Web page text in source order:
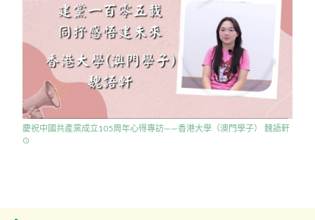
慶祝中國共產黨成立105周年心得專訪——香港大學（澳門學子） 魏語軒
access_time